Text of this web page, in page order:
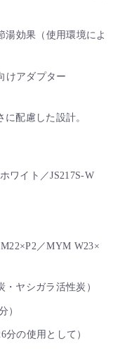
湯効果（使用環境によ
けアダプター
に配慮した設計。
ワイト／JS217S-W
／MYM W23×
ヤシガラ活性炭）
）
分の使用として）